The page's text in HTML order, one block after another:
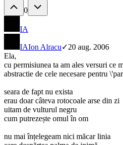
0
IA
IAIon Alracu✓20 aug. 2006
Ela,
cu permisiunea ta am ales versuri ce
abstractie de cele necesare pentru
seara de fapt nu exista
erau doar câteva rotocoale arse din zi
uitam de vulturul negru
cum putrezește omul în om
nu mai înțelegeam nici măcar linia